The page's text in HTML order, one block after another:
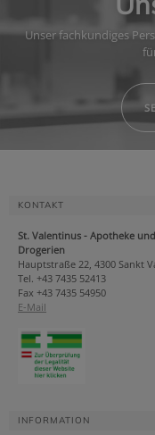
Unser fachkundiges
KONTAKT
St. Valentinus - Apotheke und
Drogerien
Hauptstraße 22, 4300 Sankt
Tel. +43 7435 52413
Fax +43 7435 54950
E-Mail
INFORMATION